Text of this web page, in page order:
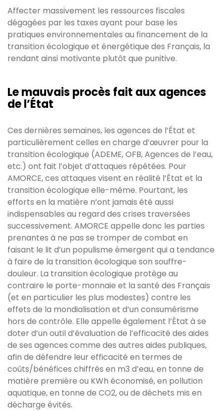
Affecter massivement les ressources fiscales
dégagées par les taxes ayant pour base les
pratiques environnementales au financement de la
transition écologique et énergétique des Français, la
rendant ainsi motivante plutôt que punitive.
Le mauvais procès fait aux agences
de l’État
Ces dernières semaines, les agences de l’État et
particulièrement celles en charge d’œuvrer pour la
transition écologique (ADEME, OFB, Agences de l’eau,
etc.) ont fait l’objet d’attaques répétées. Pour
AMORCE, ces attaques visent en réalité l’État et la
transition écologique elle-même. Pourtant, les
efforts en la matière n’ont jamais été aussi
indispensables au regard des crises traversées
successivement. AMORCE appelle donc les parties
prenantes à ne pas se tromper de combat en
faisant le lit d’un populisme émergent qui a tendance
à faire de la transition écologique son souffre-
douleur. La transition écologique protège au
contraire le porte-monnaie et la santé des Français
(et en particulier les plus modestes) contre les
effets de la mondialisation et d’un consumérisme
hors de contrôle. Elle appelle également l’État à se
doter d’un outil d’évaluation de l’efficacité des aides
de ses agences comme des autres aides publiques,
afin de défendre leur efficacité en termes de
coûts/bénéfices chiffrés en m3 d’eau, en tonne de
matière première ou KWh économisé, en pollution
aquatique, en tonne de CO2, ou de déchets mis en
décharge évités.